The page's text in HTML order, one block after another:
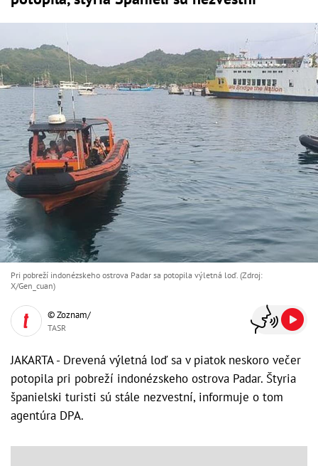
Pri pobreží indonézskeho ostrova Padar sa potopila výletná loď. (Zdroj:
X/Gen_cuan)
© Zoznam/
TASR
JAKARTA - Drevená výletná loď sa v piatok neskoro večer
potopila pri pobreží indonézskeho ostrova Padar. Štyria
španielski turisti sú stále nezvestní, informuje o tom
agentúra DPA.